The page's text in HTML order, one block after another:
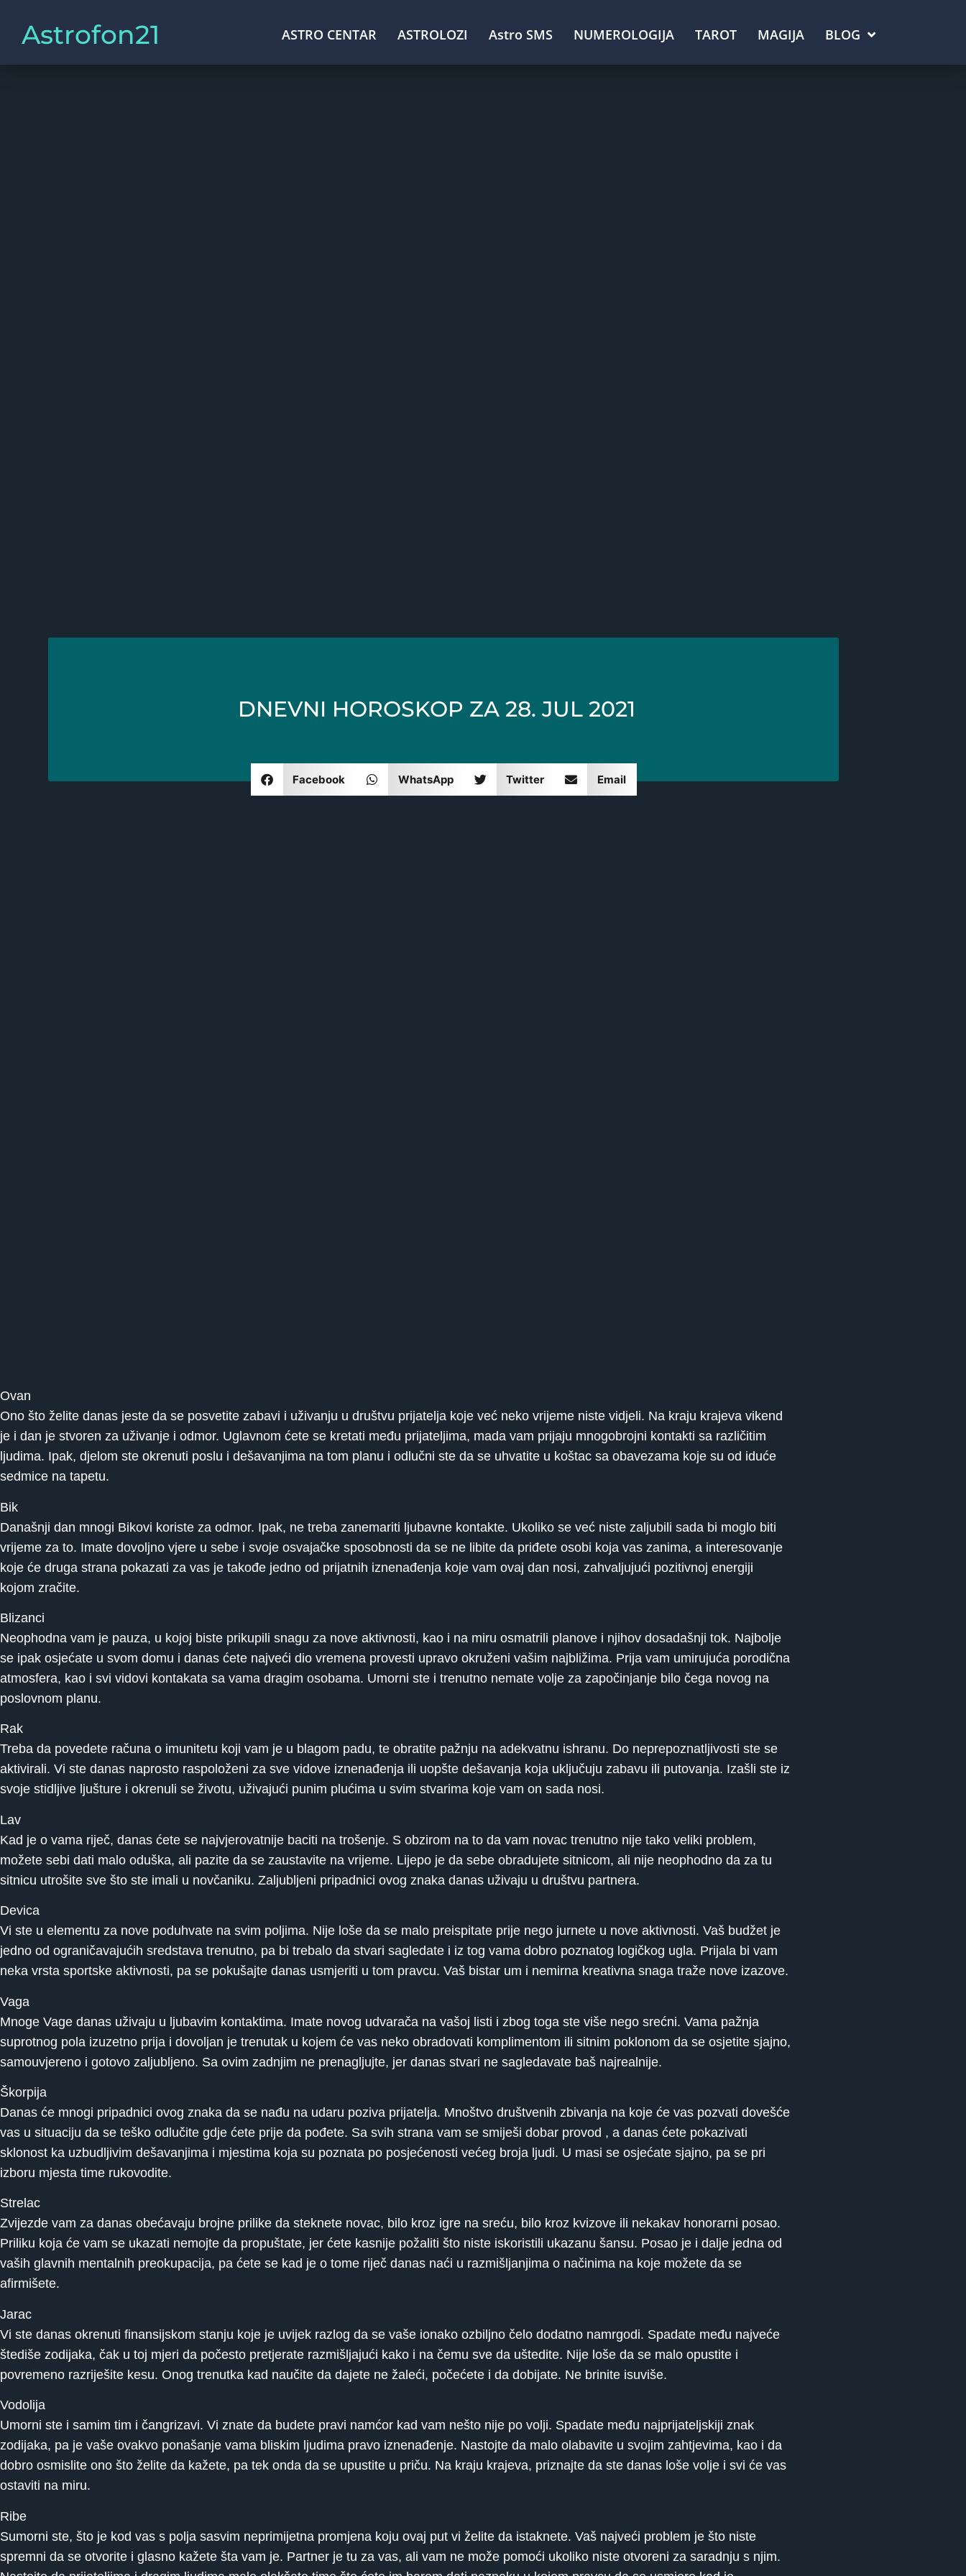
Astrofon21 ASTRO CENTAR ASTROLOZI Astro SMS NUMEROLOGIJA TAROT MAGIJA BLOG
DNEVNI HOROSKOP ZA 28. JUL 2021
Facebook WhatsApp Twitter Email
Ovan
Ono što želite danas jeste da se posvetite zabavi i uživanju u društvu prijatelja koje već neko vrijeme niste vidjeli. Na kraju krajeva vikend
je i dan je stvoren za uživanje i odmor. Uglavnom ćete se kretati među prijateljima, mada vam prijaju mnogobrojni kontakti sa različitim
ljudima. Ipak, djelom ste okrenuti poslu i dešavanjima na tom planu i odlučni ste da se uhvatite u koštac sa obavezama koje su od iduće
sedmice na tapetu.
Bik
Današnji dan mnogi Bikovi koriste za odmor. Ipak, ne treba zanemariti ljubavne kontakte. Ukoliko se već niste zaljubili sada bi moglo biti
vrijeme za to. Imate dovoljno vjere u sebe i svoje osvajačke sposobnosti da se ne libite da priđete osobi koja vas zanima, a interesovanje
koje će druga strana pokazati za vas je takođe jedno od prijatnih iznenađenja koje vam ovaj dan nosi, zahvaljujući pozitivnoj energiji
kojom zračite.
Blizanci
Neophodna vam je pauza, u kojoj biste prikupili snagu za nove aktivnosti, kao i na miru osmatrili planove i njihov dosadašnji tok. Najbolje
se ipak osjećate u svom domu i danas ćete najveći dio vremena provesti upravo okruženi vašim najbližima. Prija vam umirujuća porodična
atmosfera, kao i svi vidovi kontakata sa vama dragim osobama. Umorni ste i trenutno nemate volje za započinjanje bilo čega novog na
poslovnom planu.
Rak
Treba da povedete računa o imunitetu koji vam je u blagom padu, te obratite pažnju na adekvatnu ishranu. Do neprepoznatljivosti ste se
aktivirali. Vi ste danas naprosto raspoloženi za sve vidove iznenađenja ili uopšte dešavanja koja uključuju zabavu ili putovanja. Izašli ste iz
svoje stidljive ljušture i okrenuli se životu, uživajući punim plućima u svim stvarima koje vam on sada nosi.
Lav
Kad je o vama riječ, danas ćete se najvjerovatnije baciti na trošenje. S obzirom na to da vam novac trenutno nije tako veliki problem,
možete sebi dati malo oduška, ali pazite da se zaustavite na vrijeme. Lijepo je da sebe obradujete sitnicom, ali nije neophodno da za tu
sitnicu utrošite sve što ste imali u novčaniku. Zaljubljeni pripadnici ovog znaka danas uživaju u društvu partnera.
Devica
Vi ste u elementu za nove poduhvate na svim poljima. Nije loše da se malo preispitate prije nego jurnete u nove aktivnosti. Vaš budžet je
jedno od ograničavajućih sredstava trenutno, pa bi trebalo da stvari sagledate i iz tog vama dobro poznatog logičkog ugla. Prijala bi vam
neka vrsta sportske aktivnosti, pa se pokušajte danas usmjeriti u tom pravcu. Vaš bistar um i nemirna kreativna snaga traže nove izazove.
Vaga
Mnoge Vage danas uživaju u ljubavim kontaktima. Imate novog udvarača na vašoj listi i zbog toga ste više nego srećni. Vama pažnja
suprotnog pola izuzetno prija i dovoljan je trenutak u kojem će vas neko obradovati komplimentom ili sitnim poklonom da se osjetite sjajno,
samouvjereno i gotovo zaljubljeno. Sa ovim zadnjim ne prenagljujte, jer danas stvari ne sagledavate baš najrealnije.
Škorpija
Danas će mnogi pripadnici ovog znaka da se nađu na udaru poziva prijatelja. Mnoštvo društvenih zbivanja na koje će vas pozvati dovešće
vas u situaciju da se teško odlučite gdje ćete prije da pođete. Sa svih strana vam se smiješi dobar provod , a danas ćete pokazivati
sklonost ka uzbudljivim dešavanjima i mjestima koja su poznata po posjećenosti većeg broja ljudi. U masi se osjećate sjajno, pa se pri
izboru mjesta time rukovodite.
Strelac
Zvijezde vam za danas obećavaju brojne prilike da steknete novac, bilo kroz igre na sreću, bilo kroz kvizove ili nekakav honorarni posao.
Priliku koja će vam se ukazati nemojte da propuštate, jer ćete kasnije požaliti što niste iskoristili ukazanu šansu. Posao je i dalje jedna od
vaših glavnih mentalnih preokupacija, pa ćete se kad je o tome riječ danas naći u razmišljanjima o načinima na koje možete da se
afirmišete.
Jarac
Vi ste danas okrenuti finansijskom stanju koje je uvijek razlog da se vaše ionako ozbiljno čelo dodatno namrgodi. Spadate među najveće
štediše zodijaka, čak u toj mjeri da počesto pretjerate razmišljajući kako i na čemu sve da uštedite. Nije loše da se malo opustite i
povremeno razriješite kesu. Onog trenutka kad naučite da dajete ne žaleći, počećete i da dobijate. Ne brinite isuviše.
Vodolija
Umorni ste i samim tim i čangrizavi. Vi znate da budete pravi namćor kad vam nešto nije po volji. Spadate među najprijateljskiji znak
zodijaka, pa je vaše ovakvo ponašanje vama bliskim ljudima pravo iznenađenje. Nastojte da malo olabavite u svojim zahtjevima, kao i da
dobro osmislite ono što želite da kažete, pa tek onda da se upustite u priču. Na kraju krajeva, priznajte da ste danas loše volje i svi će vas
ostaviti na miru.
Ribe
Sumorni ste, što je kod vas s polja sasvim neprimijetna promjena koju ovaj put vi želite da istaknete. Vaš najveći problem je što niste
spremni da se otvorite i glasno kažete šta vam je. Partner je tu za vas, ali vam ne može pomoći ukoliko niste otvoreni za saradnju s njim.